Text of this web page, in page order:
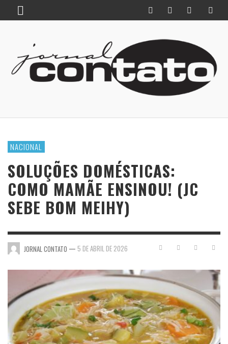
NACIONAL
SOLUÇÕES DOMÉSTICAS:
COMO MAMÃE ENSINOU! (JC
SEBE BOM MEIHY)
JORNAL CONTATO — 5 DE ABRIL DE 2026